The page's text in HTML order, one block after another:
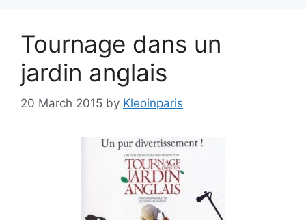
Tournage dans un
jardin anglais
20 March 2015 by Kleoinparis